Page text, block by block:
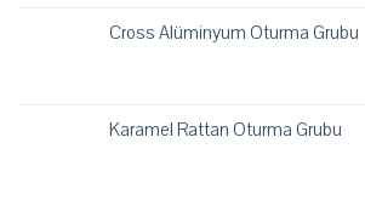
Cross Alüminyum Oturma Grubu
Karamel Rattan Oturma Grubu